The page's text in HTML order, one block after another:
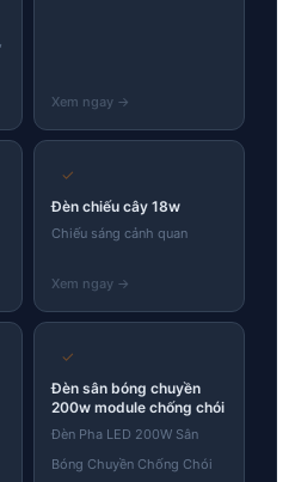
✓
Đèn chiếu cây 18w
Chiếu sáng cảnh quan
✓
Đèn sân bóng chuyền
200w module chống chói
Đèn Pha LED 200W Sân
Bóng Chuyền Chống Chói